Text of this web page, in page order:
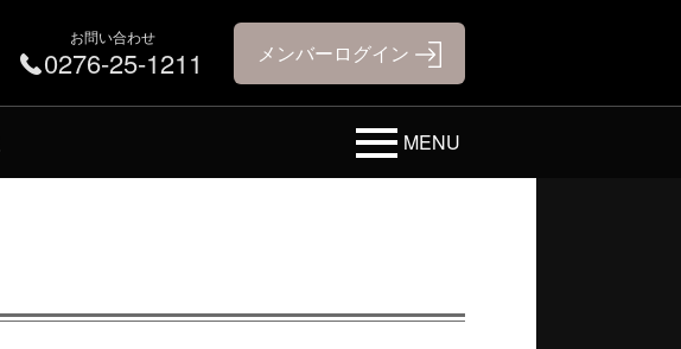
お問い合わせ
0276-25-1211